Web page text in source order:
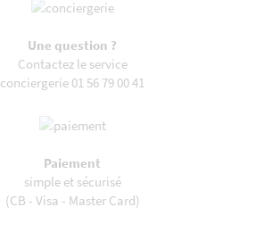
Une question ?
Contactez le service
conciergerie 01 56 79 00 41
Paiement
simple et sécurisé
(CB - Visa - Master Card)